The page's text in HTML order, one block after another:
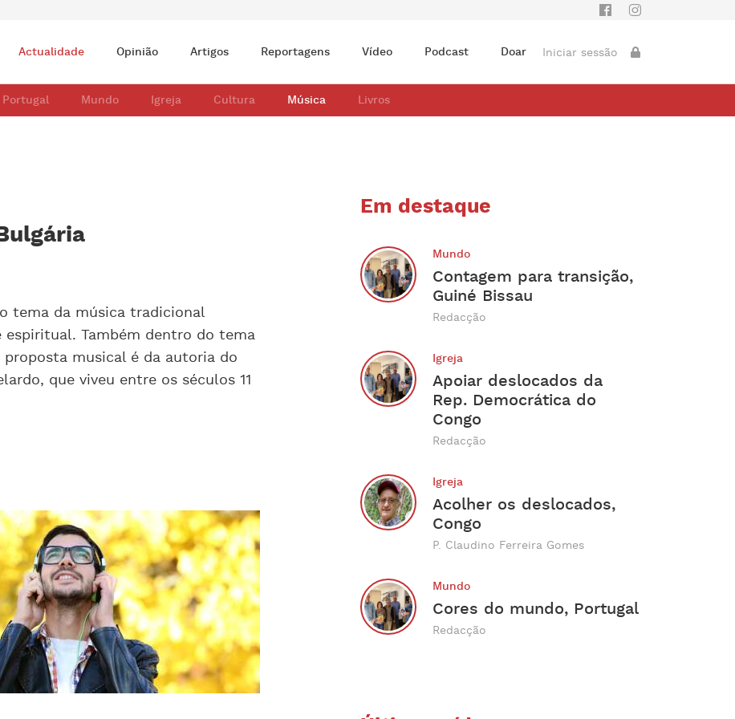
Actualidade Opinião Artigos Reportagens Vídeo Podcast Doar Iniciar sessão
Portugal Mundo Igreja Cultura Música Livros
tema da música tradicional
Também dentro do tema
musical é da autoria do
que viveu entre os séculos 11
Em destaque
Mundo
Contagem para transição,
Guiné Bissau
Redacção
Igreja
Apoiar deslocados da
Rep. Democrática do
Congo
Redacção
Igreja
Acolher os deslocados,
Congo
P. Claudino Ferreira Gomes
Mundo
Cores do mundo, Portugal
Redacção